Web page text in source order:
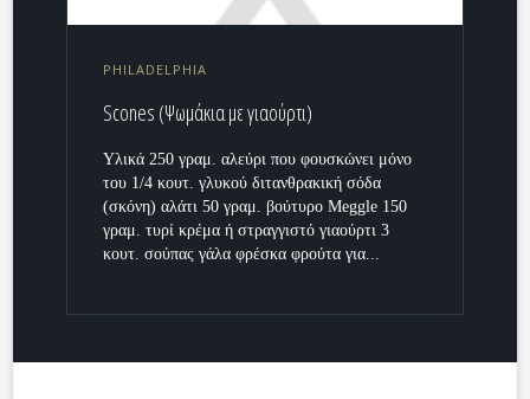
PHILADELPHIA
Scones (Ψωμάκια με γιαούρτι)
Υλικά 250 γραμ. αλεύρι που φουσκώνει μόνο
του 1/4 κουτ. γλυκού διτανθρακική σόδα
(σκόνη) αλάτι 50 γραμ. βούτυρο Meggle 150
γραμ. τυρί κρέμα ή στραγγιστό γιαούρτι 3
κουτ. σούπας γάλα φρέσκα φρούτα για...